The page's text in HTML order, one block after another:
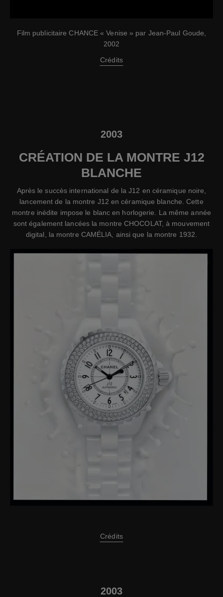
Film publicitaire CHANCE « Venise » par Jean-Paul Goude,
2002
Crédits
2003
CRÉATION DE LA MONTRE J12
BLANCHE
Après le succès international de la J12 en céramique noire,
lancement de la montre J12 en céramique blanche. Cette
montre inédite impose le blanc en horlogerie. La même année
sont également lancées la montre CHOCOLAT, à mouvement
digital, la montre CAMÉLIA, ainsi que la montre 1932.
Crédits
2003